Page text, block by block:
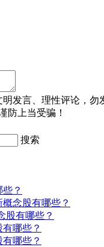
发言、理性评论，勿
防上当受骗！
搜索
？
念股有哪些？
股有哪些？
哪些？
哪些？